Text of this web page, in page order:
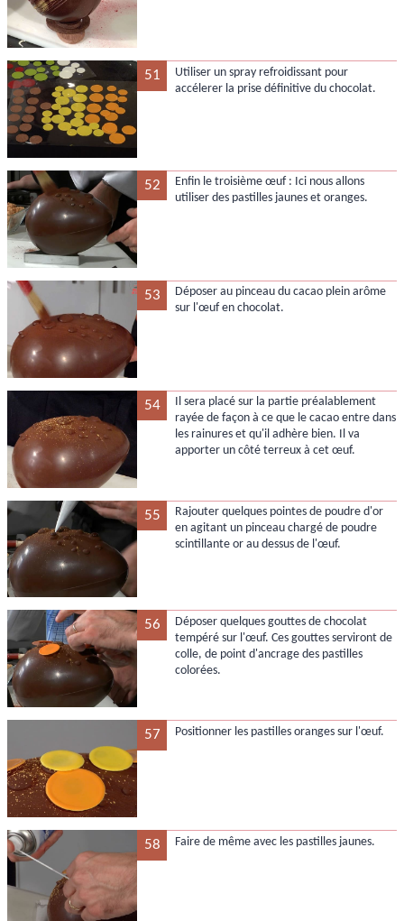
51
Utiliser un spray refroidissant pour
accélerer la prise définitive du chocolat.
52
Enfin le troisième œuf : Ici nous allons
utiliser des pastilles jaunes et oranges.
53
Déposer au pinceau du cacao plein arôme
sur l'œuf en chocolat.
54
Il sera placé sur la partie préalablement
rayée de façon à ce que le cacao entre dans
les rainures et qu'il adhère bien. Il va
apporter un côté terreux à cet œuf.
55
Rajouter quelques pointes de poudre d'or
en agitant un pinceau chargé de poudre
scintillante or au dessus de l'œuf.
56
Déposer quelques gouttes de chocolat
tempéré sur l'œuf. Ces gouttes serviront de
colle, de point d'ancrage des pastilles
colorées.
57 Positionner les pastilles oranges sur l'œuf.
58 Faire de même avec les pastilles jaunes.